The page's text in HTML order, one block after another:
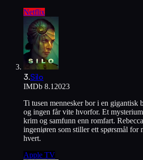
Netflix
3.Silo
IMDb 8.1 2023
Ti tusen mennesker bor i en gigantisk
og ingen får vite hvorfor. Et
krim og samfunn enn romfart.
ingeniøren som stiller ett spørsmål for
hvert.
Apple TV